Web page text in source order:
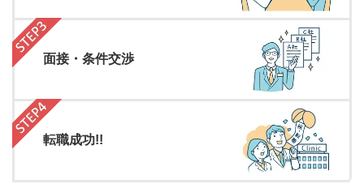
面接・条件交渉
転職成功!!